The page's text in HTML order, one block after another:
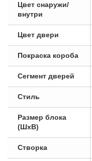
Цвет снаружи/
внутри
Цвет двери
Покраска короба
Сегмент дверей
Стиль
Размер блока
(ШxВ)
Створка